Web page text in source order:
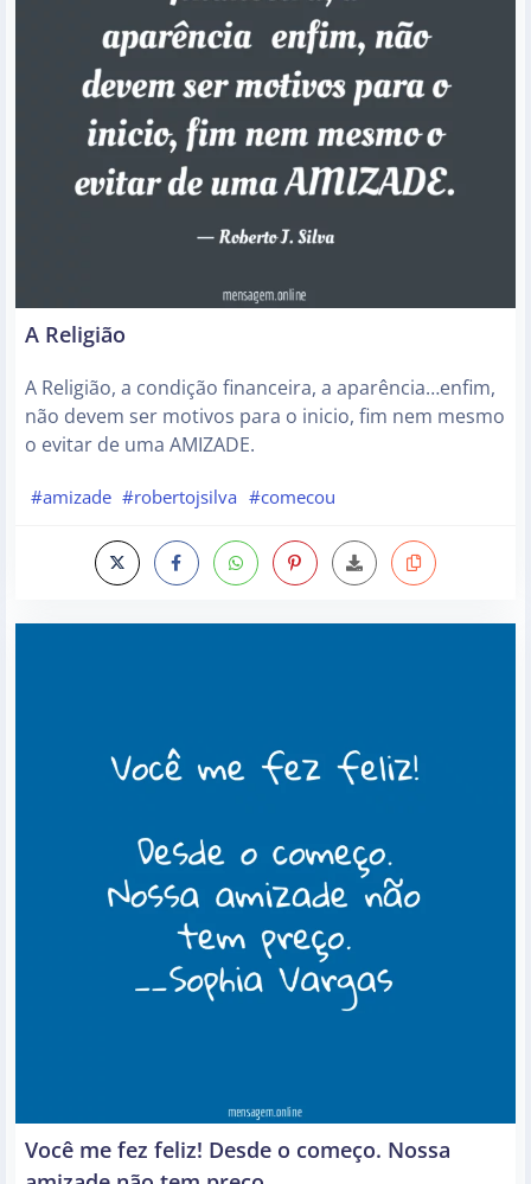
A Religião
A Religião, a condição financeira, a aparência…enfim,
não devem ser motivos para o inicio, fim nem mesmo
o evitar de uma AMIZADE.
#amizade #robertojsilva #comecou
Você me fez feliz! Desde o começo. Nossa